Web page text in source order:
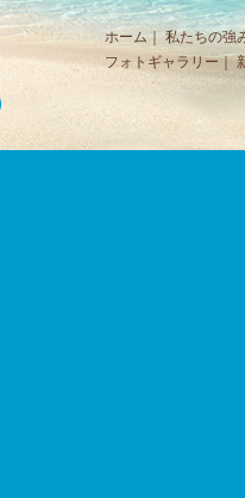
ホーム
私たちの強
フォトギャラリー｜